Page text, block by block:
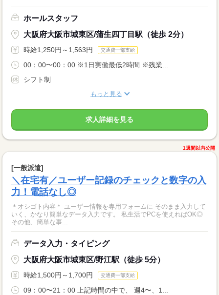
ホールスタッフ
大阪府大阪市城東区/蒲生四丁目駅（徒歩 2分）
時給1,250円～1,563円 交通費一部支給
00：00〜00：00 ※1日実働最低2時間 ※残業...
シフト制
もっと見る
求人詳細を見る
1週間以内公開
[一般派遣]
＼在宅有／ユーザー記録のチェックと数字の入
力！電話なし◎
＊オシゴト内容＊ ユーザー情報を専用フォームに そのまま入力して
いく、かなり簡単なデータ入力です。 私生活でPCを使えればOK◎
その他、簡単な事...
データ入力・タイピング
大阪府大阪市城東区/野江駅（徒歩 5分）
時給1,500円～1,700円 交通費一部支給
09：00〜21：00 上記時間の中で、 週4〜、1...